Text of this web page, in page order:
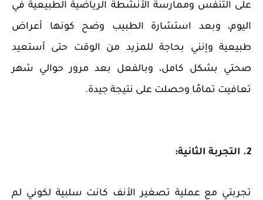
على التنفس وممارسة الأنشطة الرياضية الطبيعية في
اليوم، وبعد استشارة الطبيب وضح كونها أعراض
طبيعية وإنني بحاجة للمزيد من الوقت حتى أستعيد
صحتي بشكل كامل، وبالفعل بعد مرور حوالي شهر
تعافيت تمامًا وحصلت على نتيجة جيدة.
2. التجربة الثانية:
تجربتي مع عملية تصغير الأنف كانت سلبية لكوني لم